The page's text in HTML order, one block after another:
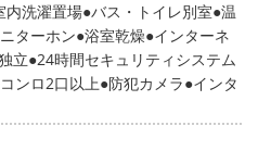
内洗濯置場 バス・トイレ別室 温
ターホン 浴室乾燥 インターネ
立 24時間セキュリティシステム
コンロ2口以上 防犯カメラ インタ